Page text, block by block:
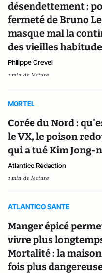
désendettement :
fermeté de Bruno
masque mal la
des vieilles
Philippe Crevel
1 min de lecture
MORTEL
Corée du Nord :
le VX, le poison
qui a tué Kim Jong-
Atlantico Rédaction
1 min de lecture
ATLANTICO SANTE
Manger épicé
vivre plus
Mortalité : la
fois plus